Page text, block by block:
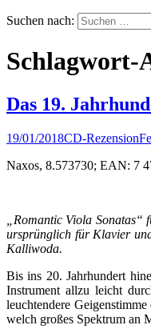
Suchen nach:
Schlagwort-
Das 19.
19/01/2018CD-Rezension
Naxos, 8.573730; EAN: 7
„Romantic Viola
ursprünglich für Klavier
Kalliwoda.
Bis ins 20. Jahrhundert
Instrument allzu leicht
leuchtendere
welch großes Spektrum an